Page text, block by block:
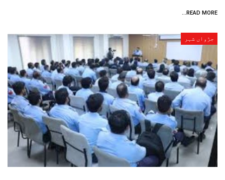
READ MORE...
جڑواں شہر